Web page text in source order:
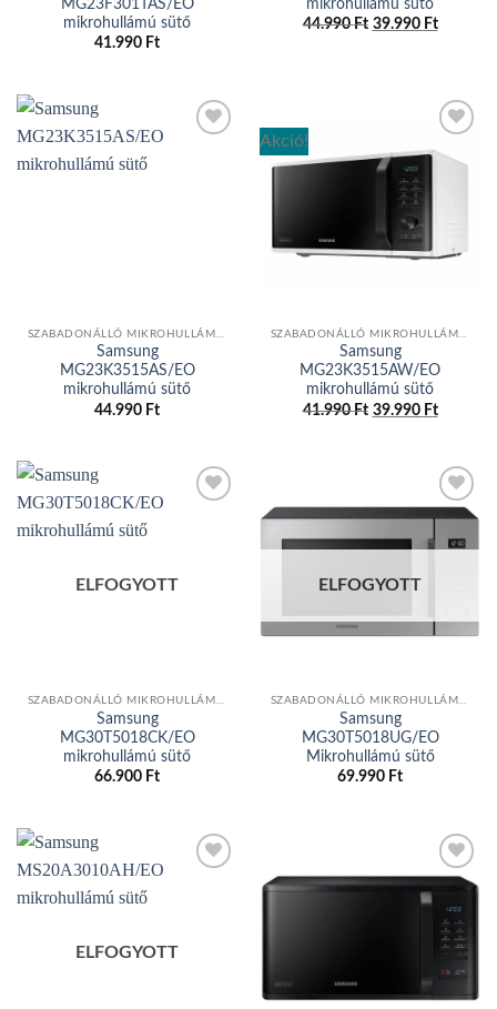
MG23F301TAS/EO
mikrohullámú sütő
41.990 Ft
mikrohullámú sütő
44.990Ft Original
39.990 FtCurrent
Samsung
MG23K3515AS/EO
mikrohullámú sütő
44.990 Ft
Akció!
Samsung
MG23K3515AW/EO
mikrohullámú sütő
41.990Ft Original
39.990 FtCurrent
ELFOGYOTT
SZABADONÁLLÓ MIKROHULLÁMÚ SÜTŐ
Samsung
MG30T5018CK/EO
mikrohullámú sütő
66.900 Ft
ELFOGYOTT
SZABADONÁLLÓ MIKROHULLÁMÚ SÜTŐ
Samsung
MG30T5018UG/EO
Mikrohullámú sütő
69.990 Ft
ELFOGYOTT
Add to
wishlist